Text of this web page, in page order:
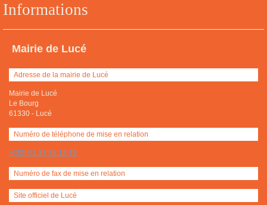
Informations
Mairie de Lucé
Adresse de la mairie de Lucé
Mairie de Lucé
Le Bourg
61330 - Lucé
Numéro de téléphone de mise en relation
+(33) 02 33 38 18 19
Numéro de fax de mise en relation
Site officiel de Lucé